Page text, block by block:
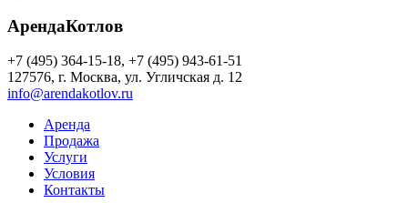
АрендаКотлов
+7 (495) 364-15-18, +7 (495) 943-61-51
127576, г. Москва, ул. Угличская д. 12
info@arendakotlov.ru
Аренда
Продажа
Услуги
Условия
Контакты